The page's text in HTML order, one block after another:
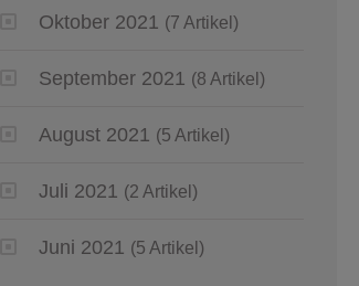
Oktober 2021 (7 Artikel)
September 2021 (8 Artikel)
August 2021 (5 Artikel)
Juli 2021 (2 Artikel)
Juni 2021 (5 Artikel)